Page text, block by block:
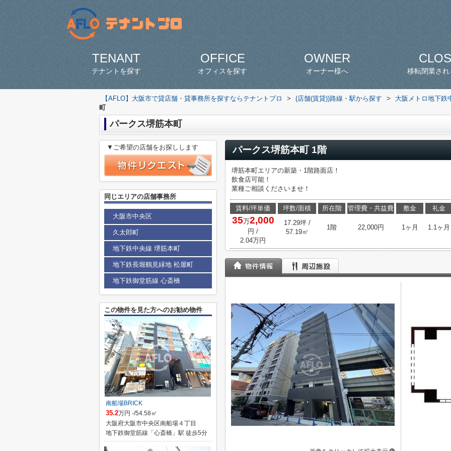
TENANT
テナントを探す
OFFICE
オフィスを探す
OWNER
オーナー様へ 移転閉業さ
【AFLO】大阪市で貸店舗・貸事務所を探すならテナントプロ > (店舗(賃貸))路線・駅から探す >
大阪メトロ地下鉄
町
パークス堺筋本町
パークス堺筋本町 1階
堺筋本町エリアの新築・1階路面店！
飲食店可能！
業種ご相談くださいませ！
賃料/坪単価
35万2,000
円 /
2.04万円
坪数/面積
17.29坪 /
57.19㎡
所在階
1階
管理費・共益費
22,000円
敷金
1ヶ月
礼金
1.1ヶ月
▼ご希望の店舗をお探しします
同じエリアの店舗事務所
大阪市中央区
久太郎町
地下鉄中央線 堺筋本町
地下鉄長堀鶴見緑地 松屋町
地下鉄御堂筋線 心斎橋
この物件を見た方へのお勧め物件
南船場BRICK
35.2万円 -/54.58㎡
大阪府大阪市中央区南船場４丁目
地下鉄御堂筋線「心斎橋」駅 徒歩5分